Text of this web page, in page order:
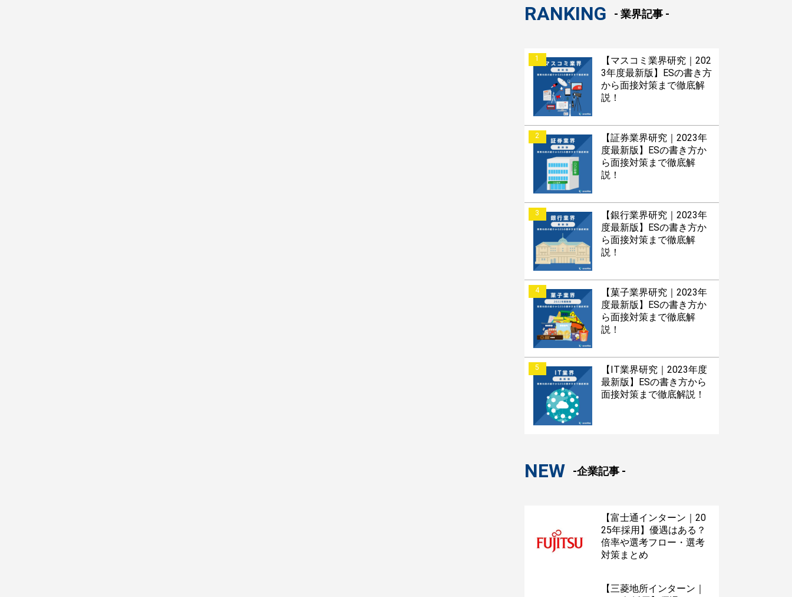
RANKING - 業界記事 -
1
【マスコミ業界研究｜202
3年度最新版】ESの書き方
から面接対策まで徹底解
説！
2
【証券業界研究｜2023年
度最新版】ESの書き方か
ら面接対策まで徹底解
説！
3
【銀行業界研究｜2023年
度最新版】ESの書き方か
ら面接対策まで徹底解
説！
4
【菓子業界研究｜2023年
度最新版】ESの書き方か
ら面接対策まで徹底解
説！
5
【IT業界研究｜2023年度
最新版】ESの書き方から
面接対策まで徹底解説！
NEW -企業記事 -
【富士通インターン｜20
25年採用】優遇はある？
倍率や選考フロー・選考
対策まとめ
【三菱地所インターン｜